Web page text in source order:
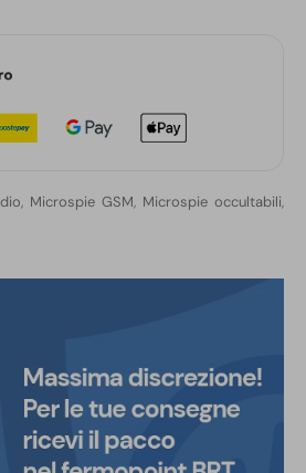
, Microspie GSM, Microspie occultabili,